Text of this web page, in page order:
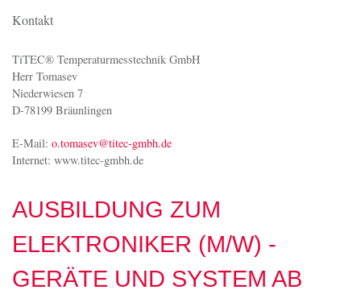
Kontakt
TiTEC® Temperaturmesstechnik GmbH
Herr Tomasev
Niederwiesen 7
D-78199 Bräunlingen
E-Mail: o.tomasev@titec-gmbh.de
Internet: www.titec-gmbh.de
AUSBILDUNG ZUM
ELEKTRONIKER (M/W) -
GERÄTE UND SYSTEM AB